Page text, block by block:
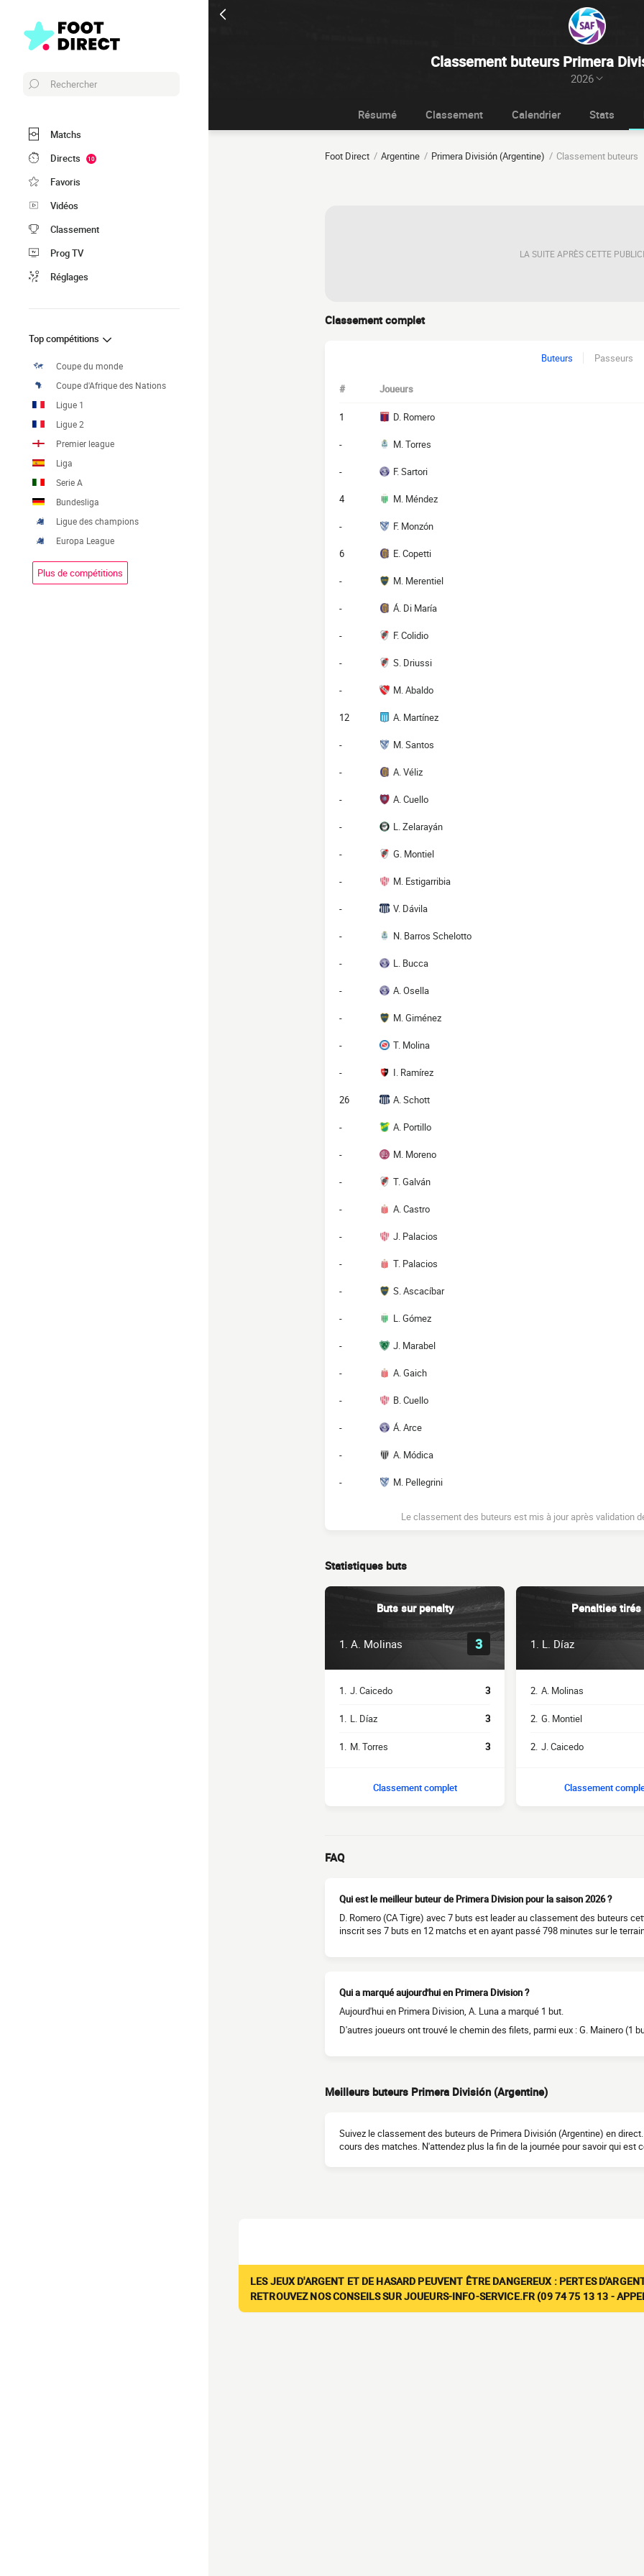
Classement buteurs Primera
2026
Rechercher
Matchs
Directs
10
Favoris
Vidéos
Classement
Prog TV
Réglages
Top compétitions
Coupe du monde
Coupe d'Afrique des Nations
Ligue 1
Ligue 2
Premier league
Liga
Serie A
Bundesliga
Ligue des champions
Europa League
Plus de compétitions
Résumé Classement Calendrier Stats
Foot Direct Argentine Primera División (Argentine) Classement buteurs
LA SUITE APRÈS CETTE
Classement complet
Buteurs Passeurs
# Joueurs
1 D. Romero
- M. Torres
- F. Sartori
4 M. Méndez
- F. Monzón
6 E. Copetti
- M. Merentiel
- Á. Di María
- F. Colidio
- S. Driussi
- M. Abaldo
12 A. Martínez
- M. Santos
- A. Véliz
- A. Cuello
- L. Zelarayán
- G. Montiel
- M. Estigarribia
- V. Dávila
- N. Barros Schelotto
- L. Bucca
- A. Osella
- M. Giménez
- T. Molina
- I. Ramírez
26 A. Schott
- A. Portillo
- M. Moreno
- T. Galván
- A. Castro
- J. Palacios
- T. Palacios
- S. Ascacíbar
- L. Gómez
- J. Marabel
- A. Gaich
- B. Cuello
- Á. Arce
- A. Módica
- M. Pellegrini
Le classement des buteurs est mis à jour après validation
Statistiques buts
Buts sur penalty
1. A. Molinas 3
1. J. Caicedo 3
1. L. Díaz 3
1. M. Torres 3
Classement complet
Penalties tirés
1. L. Díaz
2. A. Molinas
2. G. Montiel
2. J. Caicedo
Classement
FAQ
Qui est le meilleur buteur de Primera Division pour la saison 2026 ?
D. Romero (CA Tigre) avec 7 buts est leader au classement des buteurs
inscrit ses 7 buts en 12 matchs et en ayant passé 798 minutes sur le
Qui a marqué aujourd'hui en Primera Division ?
Aujourd'hui en Primera Division, A. Luna a marqué 1 but.
D'autres joueurs ont trouvé le chemin des filets, parmi eux : G. Mainero (1
Meilleurs buteurs Primera División (Argentine)
Suivez le classement des buteurs de Primera División (Argentine) en
cours des matches. N'attendez plus la fin de la journée pour savoir qui est
LES JEUX D'ARGENT ET DE HASARD PEUVENT ÊTRE DANGEREUX : PERTES
RETROUVEZ NOS CONSEILS SUR JOUEURS-INFO-SERVICE.FR (09 74 75 13 13 -